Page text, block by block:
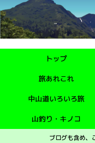
トップ
旅あれこれ
中山道いろいろ旅
山釣り・キノコ
ブログも含め、